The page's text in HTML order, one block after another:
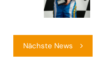
Nächste News